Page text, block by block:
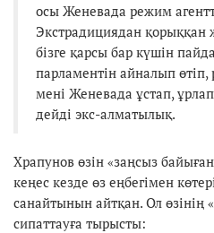
осы Женевада режим
Экстрадициядан қорыққан
бізге қарсы бар күшін
парламентін айналып
мені Женевада ұстап,
дейді экс-алматылық.
Храпунов өзін «заңсыз
кеңес кезде өз еңбегімен
санайтынын айтқан. Ол өзінің
сипаттауға тырысты: